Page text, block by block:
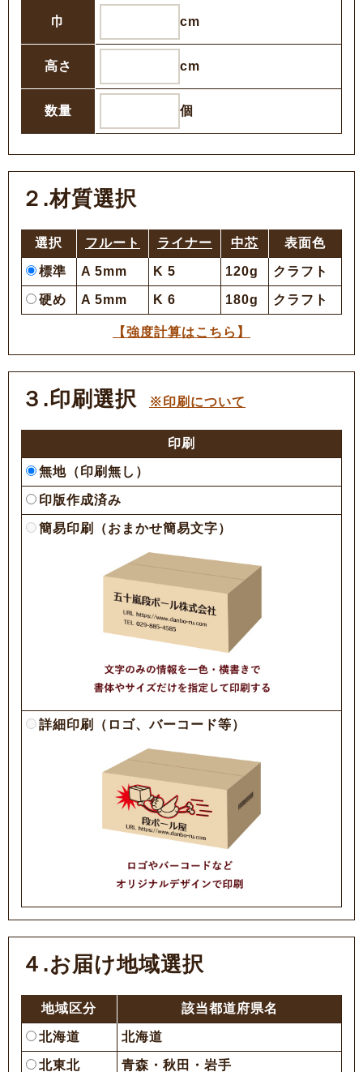
巾 cm
高さ cm
数量 個
２.材質選択
選択 フルート ライナー 中芯 表面色
標準 A 5mm K 5 120g クラフト
硬め A 5mm K 6 180g クラフト
【強度計算はこちら】
３.印刷選択 ※印刷について
印刷
無地（印刷無し）
印版作成済み
簡易印刷（おまかせ簡易文字）
詳細印刷（ロゴ、バーコード等）
４.お届け地域選択
地域区分 該当都道府県名
北海道 北海道
北東北 青森・秋田・岩手